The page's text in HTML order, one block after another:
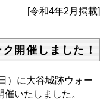
[令和4年2月掲載]
開催しました！
）に大谷城跡ウォー
いたしました。